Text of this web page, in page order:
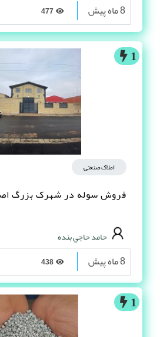
8 ماه پیش
1
املاک صنعتی
فروش سوله در شهرک بزرگ
حامد حاجي بنده
8 ماه پیش
1